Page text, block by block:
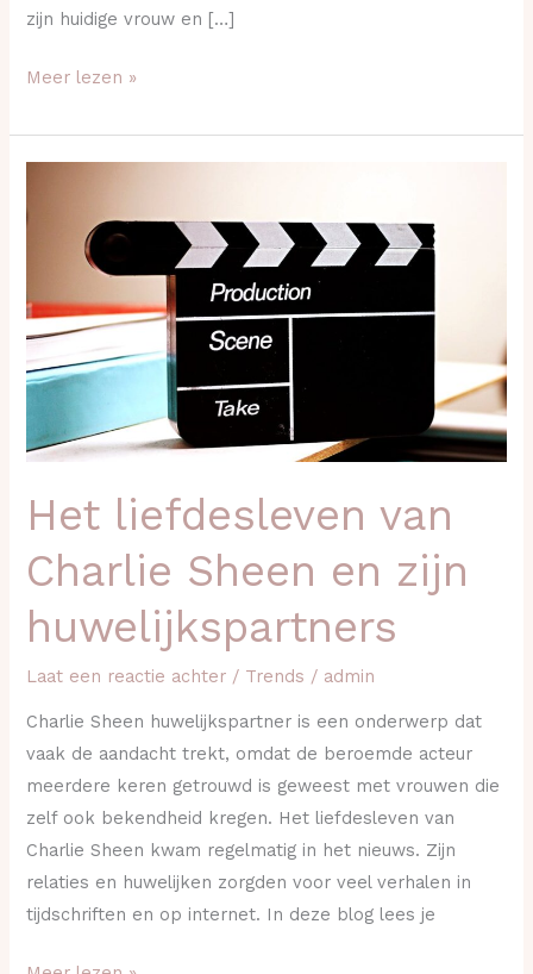
zijn huidige vrouw en […]
Meer lezen »
Het liefdesleven van
Charlie Sheen en zijn
huwelijkspartners
Laat een reactie achter / Trends / admin
Charlie Sheen huwelijkspartner is een onderwerp dat
vaak de aandacht trekt, omdat de beroemde acteur
meerdere keren getrouwd is geweest met vrouwen die
zelf ook bekendheid kregen. Het liefdesleven van
Charlie Sheen kwam regelmatig in het nieuws. Zijn
relaties en huwelijken zorgden voor veel verhalen in
tijdschriften en op internet. In deze blog lees je
liefdesleven
Sheen
en
zijn
huwelijkspartners